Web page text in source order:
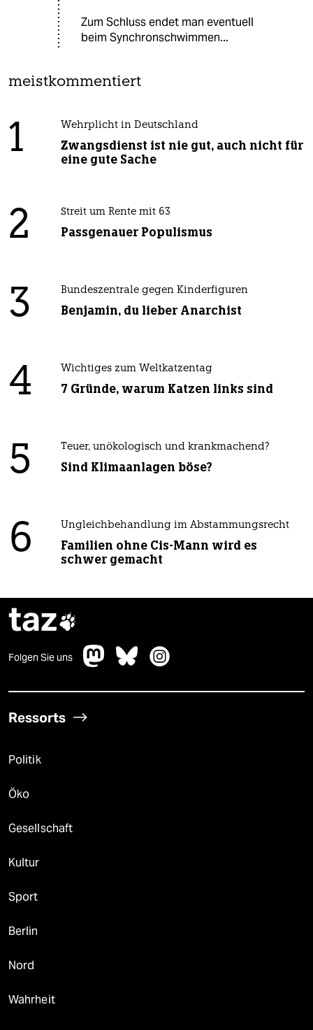
Zum Schluss endet man eventuell
beim Synchronschwimmen...
meistkommentiert
1 Wehrplicht in Deutschland
Zwangsdienst ist nie gut, auch nicht für
eine gute Sache
2 Streit um Rente mit 63
Passgenauer Populismus
3 Bundeszentrale gegen Kinderfiguren
Benjamin, du lieber Anarchist
4 Wichtiges zum Weltkatzentag
7 Gründe, warum Katzen links sind
5 Teuer, unökologisch und krankmachend?
Sind Klimaanlagen böse?
6 Ungleichbehandlung im Abstammungsrecht
Familien ohne Cis-Mann wird es
schwer gemacht
taz
Folgen Sie uns
Ressorts
Politik
Öko
Gesellschaft
Kultur
Sport
Berlin
Nord
Wahrheit